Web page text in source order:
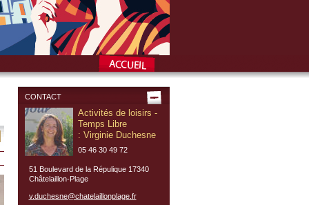
CONTACT
Activités de loisirs -
Temps Libre
: Virginie Duchesne
05 46 30 49 72
51 Boulevard de la Répulique 17340
Châtelaillon-Plage
v.duchesne@chatelaillonplage.fr